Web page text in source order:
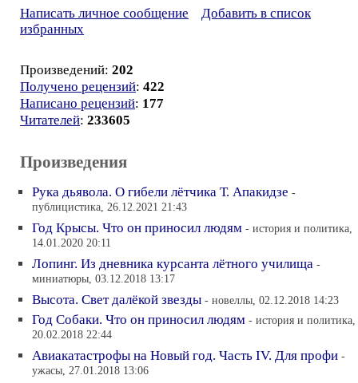
Написать личное сообщение
Добавить в список
избранных
Произведений: 202
Получено рецензий: 422
Написано рецензий: 177
Читателей: 233605
Произведения
Рука дьявола. О гибели лётчика Т. Апакидзе -
публицистика, 26.12.2021 21:43
Год Крысы. Что он приносил людям - история и политика,
14.01.2020 20:11
Лопинг. Из дневника курсанта лётного училища -
миниатюры, 03.12.2018 13:17
Высота. Свет далёкой звезды - новеллы, 02.12.2018 14:23
Год Собаки. Что он приносил людям - история и политика,
20.02.2018 22:44
Авиакатастрофы на Новый год. Часть IV. Для профи -
ужасы, 27.01.2018 13:06